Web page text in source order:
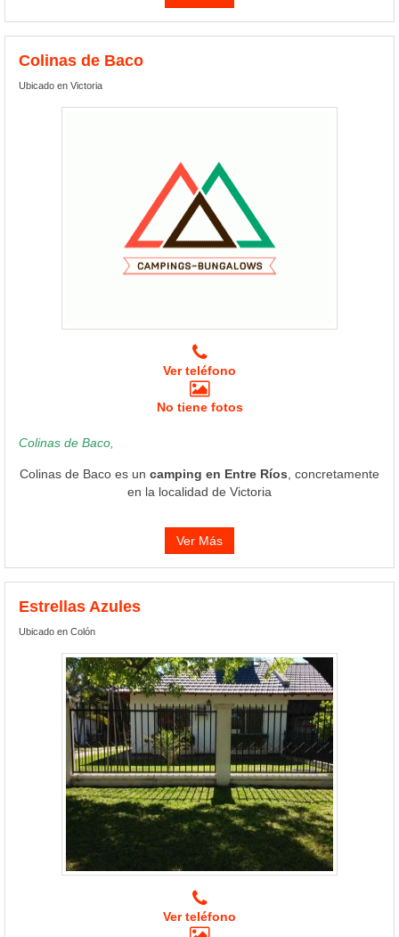
Colinas de Baco
Ubicado en Victoria
Ver teléfono
No tiene fotos
Colinas de Baco,
Colinas de Baco es un camping en Entre Ríos , concretamente
en la localidad de Victoria
Ver Más
Estrellas Azules
Ubicado en Colón
Ver teléfono